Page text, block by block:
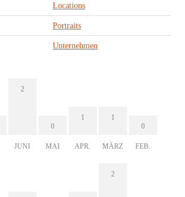
Locations
Portraits
Unternehmen
2
JUNI
0
MAI
1
APR.
1
MÄRZ
0
FEB.
2